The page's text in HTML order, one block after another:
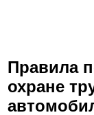
Правила
охране